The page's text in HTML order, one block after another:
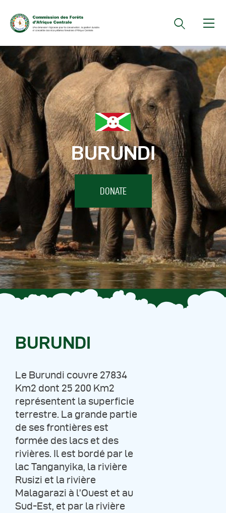
Documents Officiels
Conseils Des Ministres
Comptes Rendus De
Réunions Sous-
Régionales
Rapports
Publications
COMIFAC Newsletter
Réunions Réseaux
CEFDHAC
Autres Publications
BURUNDI
DONATE
BURUNDI
Le Burundi couvre 27834
Km2 dont 25 200 Km2
représentent la superficie
terrestre. La grande partie
de ses frontières est
formée des lacs et des
rivières. Il est bordé par le
lac Tanganyika, la rivière
Rusizi et la rivière
Malagarazi à l’Ouest et au
Sud-Est, et par la rivière